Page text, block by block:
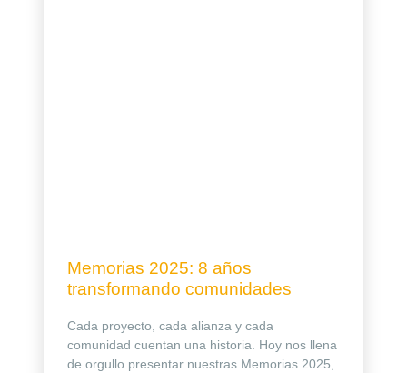
Memorias 2025: 8 años
transformando comunidades
Cada proyecto, cada alianza y cada
comunidad cuentan una historia. Hoy nos llena
de orgullo presentar nuestras Memorias 2025,